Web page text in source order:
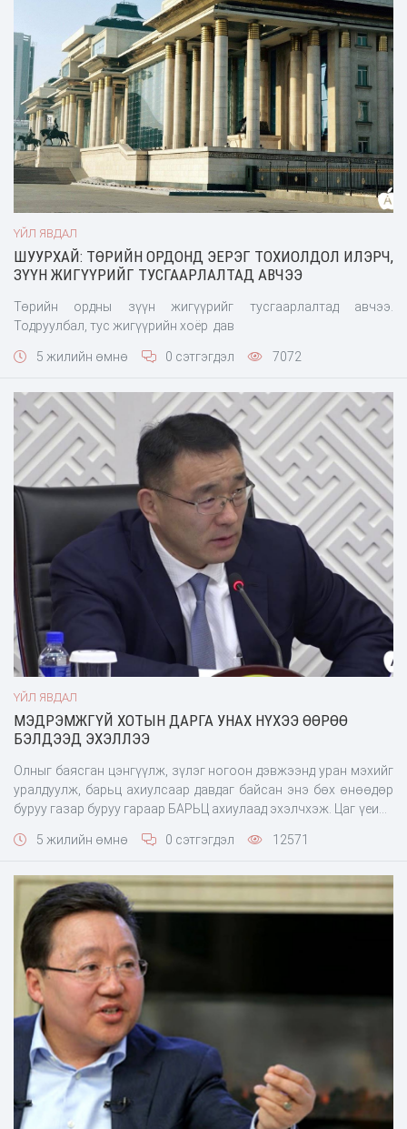
ҮЙЛ ЯВДАЛ
ШУУРХАЙ: ТӨРИЙН ОРДОНД ЭЕРЭГ ТОХИОЛДОЛ ИЛЭРЧ,
ЗҮҮН ЖИГҮҮРИЙГ ТУСГААРЛАЛТАД АВЧЭЭ
Төрийн ордны зүүн жигүүрийг тусгаарлалтад авчээ.
Тодруулбал, тус жигүүрийн хоёр дав
5 жилийн өмнө 0 сэтгэгдэл 7072
ҮЙЛ ЯВДАЛ
МЭДРЭМЖГҮЙ ХОТЫН ДАРГА УНАХ НҮХЭЭ ӨӨРӨӨ
БЭЛДЭЭД ЭХЭЛЛЭЭ
Олныг баясган цэнгүүлж, зүлэг ногоон дэвжээнд уран мэхийг
уралдуулж, барьц ахиулсаар давдаг байсан энэ бөх өнөөдөр
буруу газар буруу гараар БАРЬЦ ахиулаад эхэлчхэж. Цаг үеийн
5 жилийн өмнө
0 сэтгэгдэл 12571